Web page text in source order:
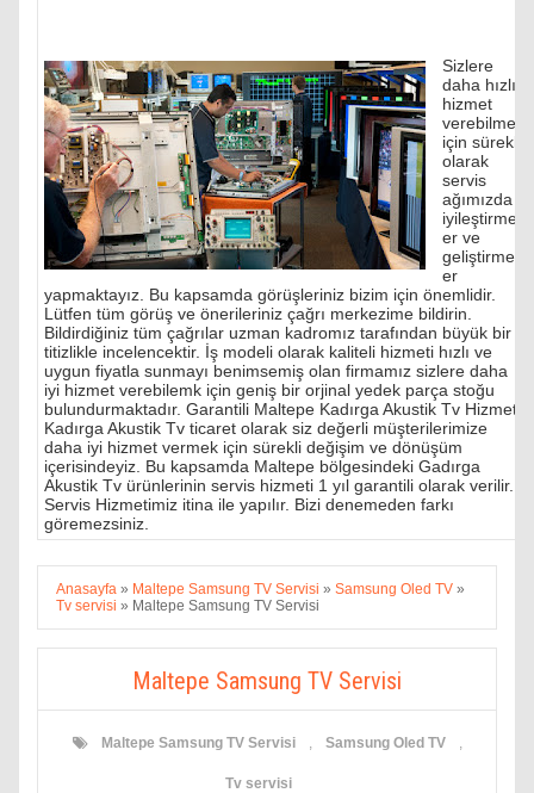
Sizlere
daha hızlı
hizmet
verebilmek
için sürekli
olarak
servis
ağımızda
iyileştirmel
er ve
geliştirmel
er
yapmaktayız. Bu kapsamda görüşleriniz bizim için önemlidir.
Lütfen tüm görüş ve önerileriniz çağrı merkezime bildirin.
Bildirdiğiniz tüm çağrılar uzman kadromız tarafından büyük bir
titizlikle incelencektir. İş modeli olarak kaliteli hizmeti hızlı ve
uygun fiyatla sunmayı benimsemiş olan firmamız sizlere daha
iyi hizmet verebilemk için geniş bir orjinal yedek parça stoğu
bulundurmaktadır. Garantili Maltepe Kadırga Akustik Tv Hizmeti
Kadırga Akustik Tv ticaret olarak siz değerli müşterilerimize
daha iyi hizmet vermek için sürekli değişim ve dönüşüm
içerisindeyiz. Bu kapsamda Maltepe bölgesindeki Gadırga
Akustik Tv ürünlerinin servis hizmeti 1 yıl garantili olarak verilir.
Servis Hizmetimiz itina ile yapılır. Bizi denemeden farkı
göremezsiniz.
Anasayfa » Maltepe Samsung TV Servisi » Samsung Oled TV »
Tv servisi » Maltepe Samsung TV Servisi
Maltepe Samsung TV Servisi
Maltepe Samsung TV Servisi Samsung Oled TV
Tv servisi